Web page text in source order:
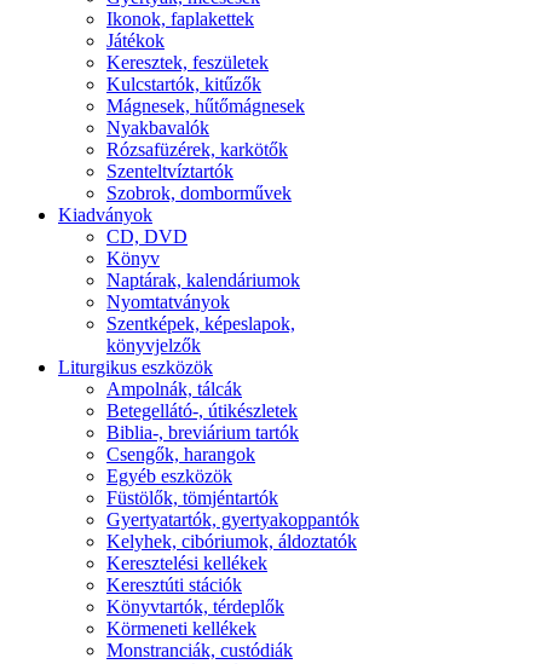
Ikonok, faplakettek
Játékok
Keresztek, feszületek
Kulcstartók, kitűzők
Mágnesek, hűtőmágnesek
Nyakbavalók
Rózsafüzérek, karkötők
Szenteltvíztartók
Szobrok, domborművek
Kiadványok
CD, DVD
Könyv
Naptárak, kalendáriumok
Nyomtatványok
Szentképek, képeslapok,
könyvjelzők
Liturgikus eszközök
Ampolnák, tálcák
Betegellátó-, útikészletek
Biblia-, breviárium tartók
Csengők, harangok
Egyéb eszközök
Füstölők, tömjéntartók
Gyertyatartók, gyertyakoppantók
Kelyhek, cibóriumok, áldoztatók
Keresztelési kellékek
Keresztúti stációk
Könyvtartók, térdeplők
Körmeneti kellékek
Monstranciák, custódiák